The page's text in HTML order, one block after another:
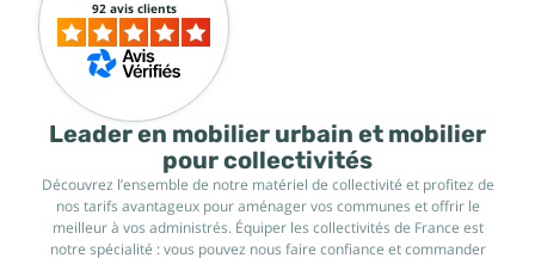
Leader en mobilier urbain et mobilier
pour collectivités
Découvrez l’ensemble de notre matériel de collectivité et profitez de
nos tarifs avantageux pour aménager vos communes et offrir le
meilleur à vos administrés. Équiper les collectivités de France est
notre spécialité : vous pouvez nous faire confiance et commander
92 avis clients